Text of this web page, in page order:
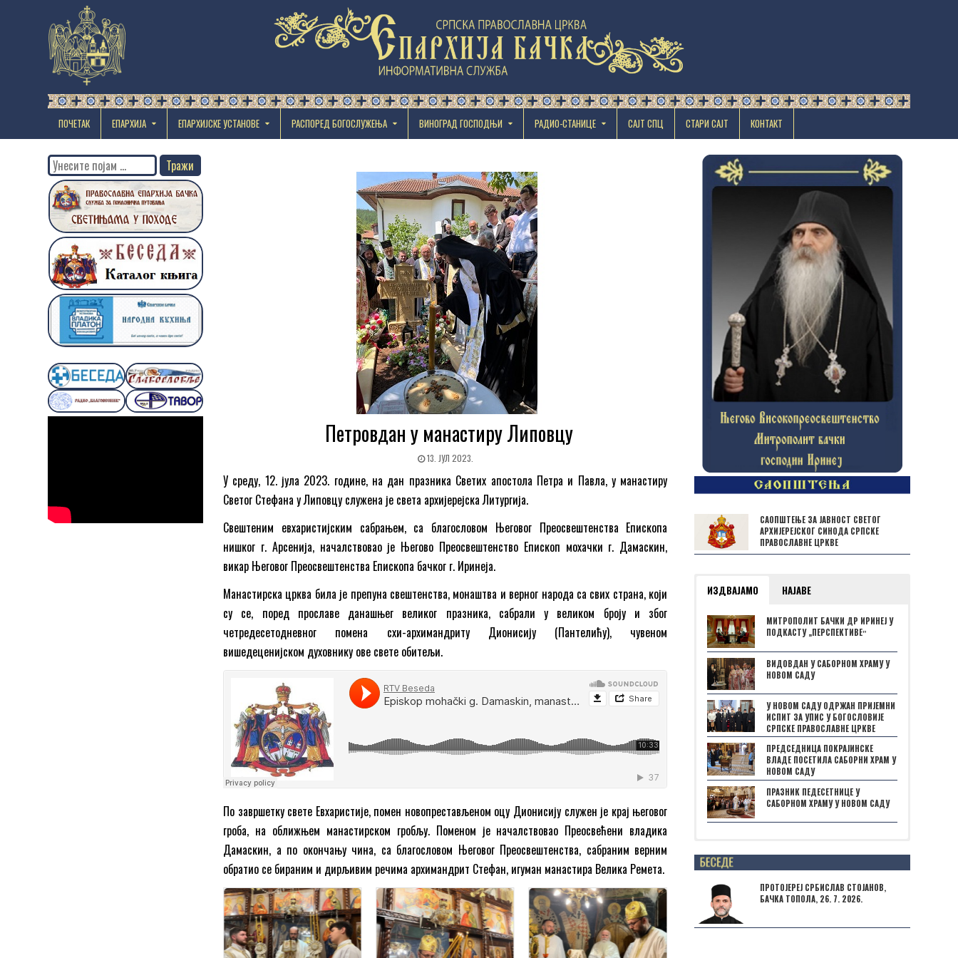
ПОЧЕТАК ЕПАРХИЈА EПАРХИЈСКЕ УСТАНОВЕ РАСПОРЕД БОГОСЛУЖЕЊА ВИНОГРАД ГОСПОДЊИ РАДИО-СТАНИЦЕ САЈТ СПЦ СТАРИ САЈТ КОНТАКТ
Петровдан у манастиру Липовцу
13. ЈУЛ 2023.
У среду, 12. јула 2023. године, на дан празника Светих апостола Петра и Павла, у манастиру
Светог Стефана у Липовцу служена је света архијерејска Литургија.
Свештеним евхаристијским сабрањем, са благословом Његовог Преосвештенства Епископа
нишког г. Арсенија, началствовао је Његово Преосвештенство Епископ мохачки г. Дамаскин,
викар Његовог Преосвештенства Епископа бачког г. Иринеја.
Манастирска црква била је препуна свештенства, монаштва и верног народа са свих страна, који
су се, поред прославе данашњег великог празника, сабрали у великом броју и због
четредесетодневног помена схи-архимандриту Дионисију (Пантелићу), чувеном
вишедеценијском духовнику ове свете обитељи.
По завршетку свете Евхаристије, помен новопрестављеном оцу Дионисију служен је крај његовог
гроба, на оближњем манастирском гробљу. Поменом је началствовао Преосвећени владика
Дамаскин, а по окончању чина, са благословом Његовог Преосвештенства, сабраним верним
обратио се бираним и дирљивим речима архимандрит Стефан, игуман манастира Велика Ремета.
Search
for:
САОПШТЕЊЕ ЗА ЈАВНОСТ СВЕТОГ
АРХИЈЕРЕЈСКОГ СИНОДА СРПСКЕ
ПРАВОСЛАВНЕ ЦРКВЕ
ИЗДВАЈАМО НАЈАВЕ
МИТРОПОЛИТ БАЧКИ ДР ИРИНЕЈ У
ПОДКАСТУ „ПЕРСПЕКТИВЕˮ
ВИДОВДАН У САБОРНОМ ХРАМУ У
НОВОМ САДУ
У НОВОМ САДУ ОДРЖАН ПРИЈЕМНИ
ИСПИТ ЗА УПИС У БОГОСЛОВИЈЕ
СРПСКЕ ПРАВОСЛАВНЕ ЦРКВЕ
ПРЕДСЕДНИЦА ПОКРАЈИНСКЕ
ВЛАДЕ ПОСЕТИЛА САБОРНИ ХРАМ У
НОВОМ САДУ
ПРАЗНИК ПЕДЕСЕТНИЦЕ У
САБОРНОМ ХРАМУ У НОВОМ САДУ
Posts not found
ПРОТОЈЕРЕЈ СРБИСЛАВ СТОЈАНОВ,
БАЧКА ТОПОЛА, 26. 7. 2026.